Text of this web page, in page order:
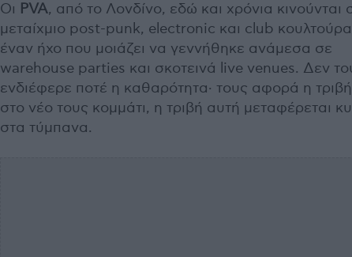
Οι PVA, από το Λονδίνο, εδώ και χρόνια κινούνται
μεταίχμιο post-punk, electronic και club
έναν ήχο που μοιάζει να γεννήθηκε ανάμεσα σε
warehouse parties και σκοτεινά live venues. Δεν
ενδιέφερε ποτέ η καθαρότητα· τους αφορά η
στο νέο τους κομμάτι, η τριβή αυτή μεταφέρεται
στα τύμπανα.